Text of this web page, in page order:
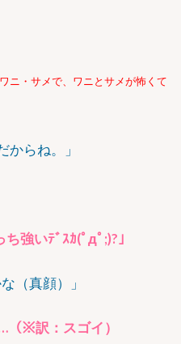
ニ・サメで、ワニとサメが怖くて
らね。」
強いﾃﾞｽｶ(ﾟдﾟ;)?」
（真顔）」
（※訳：スゴイ）